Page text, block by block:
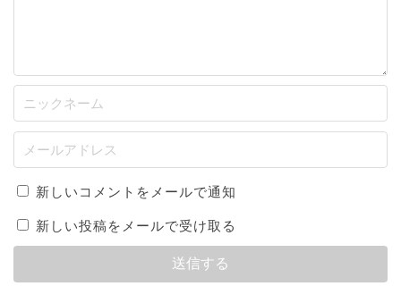
新しいコメントをメールで通知
新しい投稿をメールで受け取る